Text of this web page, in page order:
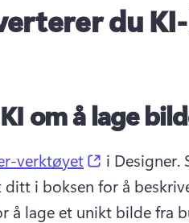
du
om å lage
verktøyet (opens in a
i Designer.
i boksen for å
å lage et unikt bilde fra